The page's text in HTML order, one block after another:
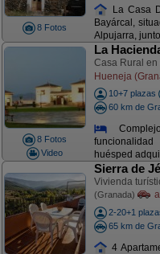
8 Fotos
La Casa
Bayárcal,
Alpujarra,
8 Fotos
Video
La
Casa Rural en
Hueneja
10+7 plazas
60 km de
huésped
Sierra de
Vivienda
(Granada) a
2-20+1
65 km de
4